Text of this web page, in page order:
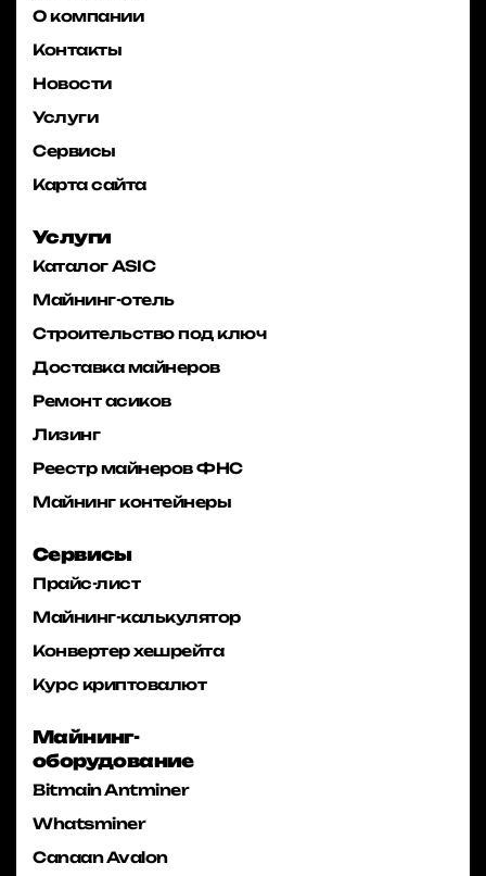
О компании
Контакты
Новости
Услуги
Сервисы
Карта сайта
Услуги
Каталог ASIC
Майнинг-отель
Строительство под ключ
Доставка майнеров
Ремонт асиков
Лизинг
Реестр майнеров ФНС
Майнинг контейнеры
Сервисы
Прайс-лист
Майнинг-калькулятор
Конвертер хешрейта
Курс криптовалют
Майнинг-
оборудование
Bitmain Antminer
Whatsminer
Canaan Avalon